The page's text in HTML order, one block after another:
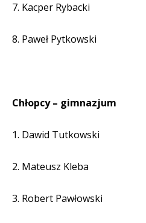
7. Kacper Rybacki
8. Paweł Pytkowski
Chłopcy – gimnazjum
1. Dawid Tutkowski
2. Mateusz Kleba
3. Robert Pawłowski